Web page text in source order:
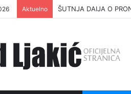
Aktuelno ŠUTNJA DAIJA O